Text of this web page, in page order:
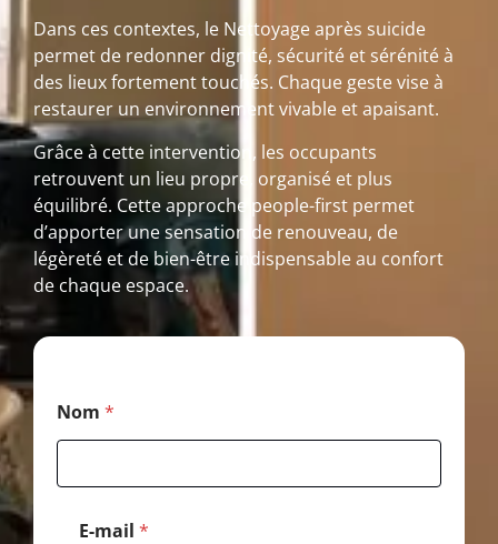
Dans ces contextes, le Nettoyage après suicide
permet de redonner dignité, sécurité et sérénité à
des lieux fortement touchés. Chaque geste vise à
restaurer un environnement vivable et apaisant.
Grâce à cette intervention, les occupants
retrouvent un lieu propre, organisé et plus
équilibré. Cette approche people-first permet
d’apporter une sensation de renouveau, de
légèreté et de bien-être indispensable au confort
de chaque espace.
Nom *
E-mail *